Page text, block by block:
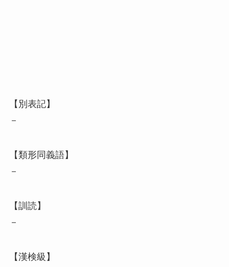
【別表記】
－
【類形同義語】
－
【訓読】
－
【漢検級】